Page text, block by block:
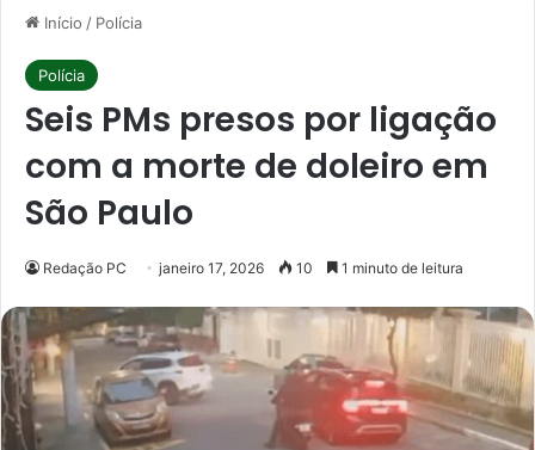
Início / Polícia
Polícia
Seis PMs presos por ligação
com a morte de doleiro em
São Paulo
Redação PC janeiro 17, 2026 10 1 minuto de leitura